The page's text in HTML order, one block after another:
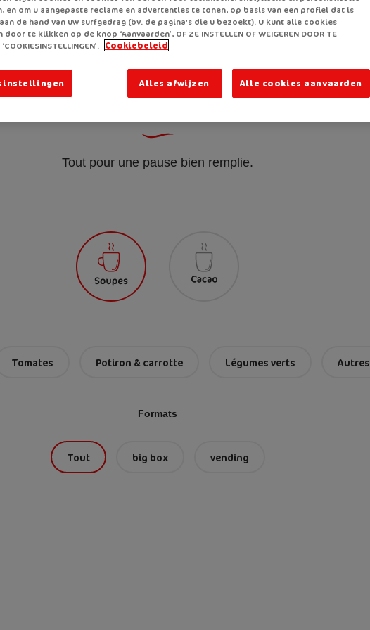
recherchez-vous ?
Tout pour une pause bien remplie.
Tomates Potiron & carrotte Légumes verts Autres
Formats
Tout big box vending
en om u aangepaste reclame en advertenties te tonen, op basis van een profiel dat is
de hand van uw surfgedrag (bv. de pagina's die u bezoekt). U kunt alle cookies
te klikken op de knop ‘Aanvaarden’, OF ZE INSTELLEN OF WEIGEREN DOOR TE
Cookiebeleid
Alles afwijzen Alle cookies aanvaarden